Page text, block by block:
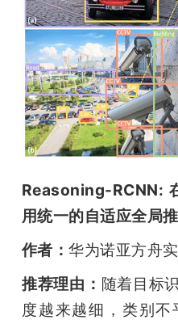
Reasoning-RCNN:
用统一的自适应全局
作者：华为诺亚方舟
推荐理由： 随着目标
度越来越细，类别